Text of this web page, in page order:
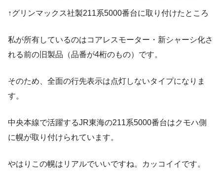
↑グリンマックス社製211系5000番台に取り付けたところ
私が所有しているのはコアレスモーター・新シャーシ化さ
れる前の旧製品（品番が4桁のもの）です。
そのため、全面の行先表示は点灯しないタイプになりま
す。
中央本線で活躍するJR東海の211系5000番台はクモハ側
に幌が取り付けられています。
やはりこの幌はリアルでいいですね。カッコイイです。